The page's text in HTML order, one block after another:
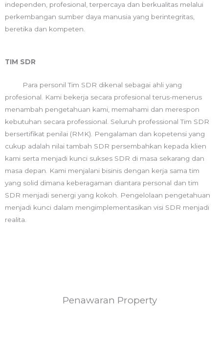
independen, profesional, terpercaya dan berkualitas melalui
perkembangan sumber daya manusia yang berintegritas,
beretika dan kompeten.
TIM SDR
Para personil Tim SDR dikenal sebagai ahli yang
profesional. Kami bekerja secara profesional terus-menerus
menambah pengetahuan kami, memahami dan merespon
kebutuhan secara professional. Seluruh professional Tim SDR
bersertifikat penilai (RMK). Pengalaman dan kopetensi yang
cukup adalah nilai tambah SDR persembahkan kepada klien
kami serta menjadi kunci sukses SDR di masa sekarang dan
masa depan. Kami menjalani bisinis dengan kerja sama tim
yang solid dimana keberagaman diantara personal dan tim
SDR menjadi senergi yang kokoh. Pengelolaan pengetahuan
menjadi kunci dalam mengimplementasikan visi SDR menjadi
realita.
Penawaran Property